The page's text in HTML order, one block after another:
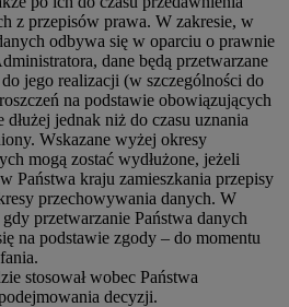
z przepisów prawa. W zakresie, w
odbywa się w oparciu o prawnie
dane będą przetwarzane
jego realizacji (w szczególności do
na podstawie obowiązujących
jednak niż do czasu uznania
Wskazane wyżej okresy
mogą zostać wydłużone, jeżeli
Państwa kraju zamieszkania przepisy
przechowywania danych. W
przetwarzanie Państwa danych
na podstawie zgody – do momentu
stosował wobec Państwa
decyzji.